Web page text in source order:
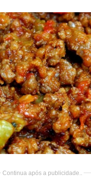
Continua após a publicidade..